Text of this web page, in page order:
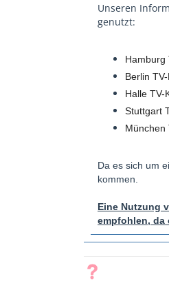
Unseren
genutzt:
Hamburg
Berlin
Halle TV-
Stuttgart
München
Da es sich um
kommen.
Eine Nutzung
empfohlen, da